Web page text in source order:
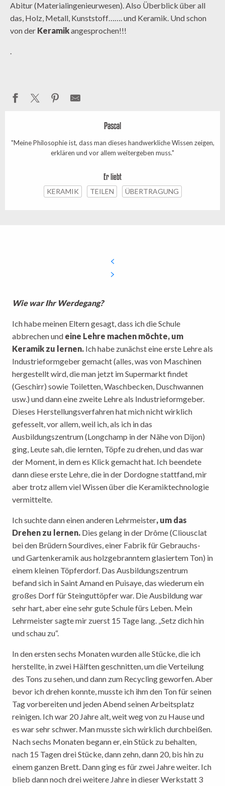
Abitur (Materialingenieurwesen). Also Überblick über all
das, Holz, Metall, Kunststoff……. und Keramik. Und schon
von der Keramikangesprochen!!!
.
Pascal
"Meine Philosophie ist, dass man dieses handwerkliche Wissen zeigen,
erklären und vor allem weitergeben muss."
Er liebt
KERAMIK TEILEN ÜBERTRAGUNG
Wie war Ihr Werdegang?
Ich habe meinen Eltern gesagt, dass ich die Schule
abbrechen und eine Lehre machen möchte, um
Keramik zu lernen. Ich habe zunächst eine erste Lehre als
Industrieformgeber gemacht (alles, was von Maschinen
hergestellt wird, die man jetzt im Supermarkt findet
(Geschirr) sowie Toiletten, Waschbecken, Duschwannen
usw.) und dann eine zweite Lehre als Industrieformgeber.
Dieses Herstellungsverfahren hat mich nicht wirklich
gefesselt, vor allem, weil ich, als ich in das
Ausbildungszentrum (Longchamp in der Nähe von Dijon)
ging, Leute sah, die lernten, Töpfe zu drehen, und das war
der Moment, in dem es Klick gemacht hat. Ich beendete
dann diese erste Lehre, die in der Dordogne stattfand, mir
aber trotz allem viel Wissen über die Keramiktechnologie
vermittelte.
Ich suchte dann einen anderen Lehrmeister, um das
Drehen zu lernen. Dies gelang in der Drôme (Cliousclat
bei den Brüdern Sourdives, einer Fabrik für Gebrauchs-
und Gartenkeramik aus holzgebranntem glasiertem Ton) in
einem kleinen Töpferdorf. Das Ausbildungszentrum
befand sich in Saint Amand en Puisaye, das wiederum ein
großes Dorf für Steinguttöpfer war. Die Ausbildung war
sehr hart, aber eine sehr gute Schule fürs Leben. Mein
Lehrmeister sagte mir zuerst 15 Tage lang. „Setz dich hin
und schau zu“.
In den ersten sechs Monaten wurden alle Stücke, die ich
herstellte, in zwei Hälften geschnitten, um die Verteilung
des Tons zu sehen, und dann zum Recycling geworfen. Aber
bevor ich drehen konnte, musste ich ihm den Ton für seinen
Tag vorbereiten und jeden Abend seinen Arbeitsplatz
reinigen. Ich war 20 Jahre alt, weit weg von zu Hause und
es war sehr schwer. Man musste sich wirklich durchbeißen.
Nach sechs Monaten begann er, ein Stück zu behalten,
nach 15 Tagen drei Stücke, dann zehn, dann 20, bis hin zu
einem ganzen Brett. Dann ging es für zwei Jahre weiter. Ich
blieb dann noch drei weitere Jahre in dieser Werkstatt 3